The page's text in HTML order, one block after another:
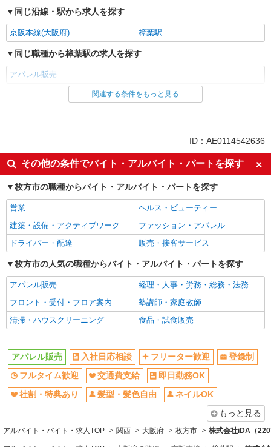
同じ沿線・駅から求人を探す
京阪本線(大阪府) 樟葉駅
同じ職種から樟葉駅の求人を探す
アパレル販売
同じ雇用形態から樟葉駅の求人を探す
入社日応相談
フリーター歓迎
登録制
フルタイム歓迎
交通費支給
即日勤務OK
社割・特典あり
髪型・髪色自由
ネイルOK
ピアスOK
履歴書不要
友達と応募OK
未経験歓迎
経験者・有資格者歓迎
大学生歓迎
新卒・第二新卒歓迎
10時～勤務OK
時間や曜日が選べる・シフト自由
残業少なめ（月20h未満）
週2～3日勤務OK
社会保険あり
同じ職種から求人を探す
ファッション・アパレル
同じ特徴から求人を探す
関連する条件をもっと見る
ID：AE0114542636
その他の条件でバイト・アルバイト・パートを探す
枚方市の職種からバイト・アルバイト・パートを探す
営業
ヘルス・ビューティー
建築・設備・アクティブワーク
ファッション・アパレル
ドライバー・配達
販売・接客サービス
枚方市の人気の職種からバイト・アルバイト・パートを探す
アパレル販売
経理・人事・労務・総務・法務
フロント・受付・フロア案内
塾講師・家庭教師
清掃・ハウスクリーニング
食品・試食販売
アパレル販売 入社日応相談 フリーター歓迎
登録制
フルタイム歓迎
交通費支給
即日勤務OK
社割・特典あり
髪型・髪色自由
ネイルOK
もっと見る
アルバイト・バイト・求人TOP 関西 大阪府 枚方市 株式会社iDA（